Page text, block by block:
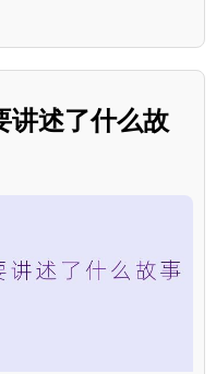
讲述了什么故